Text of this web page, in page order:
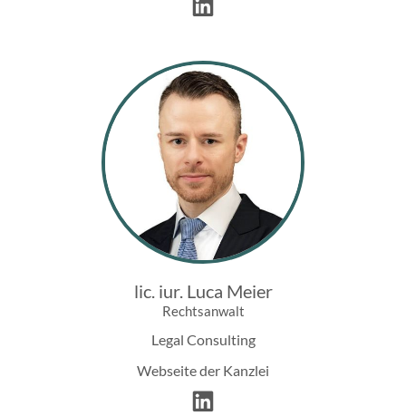
lic. iur. Luca Meier
Rechtsanwalt
Legal Consulting
Webseite der Kanzlei